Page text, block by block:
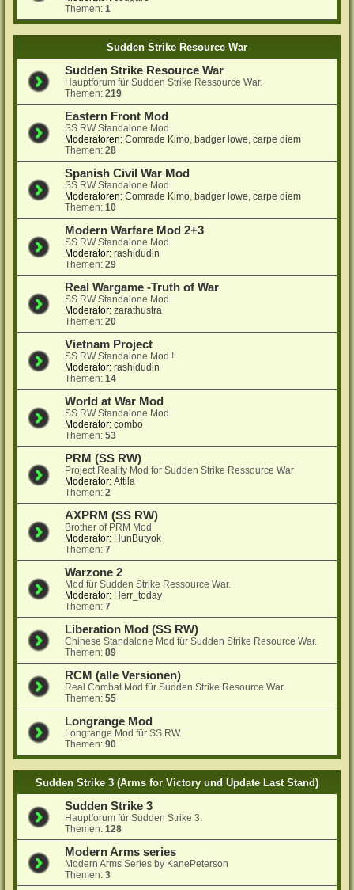
Themen:1
Sudden Strike Resource War
Sudden Strike Resource War
Hauptforum für Sudden Strike Ressource War.
Themen:219
Eastern Front Mod
SS RW Standalone Mod
Moderatoren: Comrade Kimo, badger lowe,carpe diem
Themen:28
Spanish Civil War Mod
SS RW Standalone Mod
Moderatoren: Comrade Kimo, badger lowe,carpe diem
Themen:10
Modern Warfare Mod 2+3
SS RW Standalone Mod.
Moderator: rashidudin
Themen:29
Real Wargame -Truth of War
SS RW Standalone Mod.
Moderator: zarathustra
Themen:20
Vietnam Project
SS RW Standalone Mod !
Moderator: rashidudin
Themen:14
World at War Mod
SS RW Standalone Mod.
Moderator: combo
Themen:53
PRM (SS RW)
Project Reality Mod for Sudden Strike Ressource War
Moderator: Attila
Themen:2
AXPRM (SS RW)
Brother of PRM Mod
Moderator: HunButyok
Themen:7
Warzone 2
Mod für Sudden Strike Ressource War.
Moderator: Herr_today
Themen:7
Liberation Mod (SS RW)
Chinese Standalone Mod für Sudden Strike Resource War.
Themen:89
RCM (alle Versionen)
Real Combat Mod für Sudden Strike Resource War.
Themen:55
Longrange Mod
Longrange Mod für SS RW.
Themen:90
Sudden Strike 3 (Arms for Victory und Update Last Stand)
Sudden Strike 3
Hauptforum für Sudden Strike 3.
Themen:128
Modern Arms series
Modern Arms Series by KanePeterson
Themen:3